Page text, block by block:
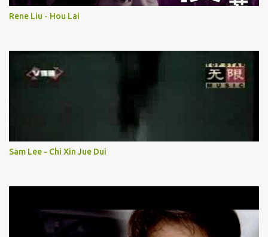
Rene Liu - Hou Lai
Sam Lee - Chi Xin Jue Dui